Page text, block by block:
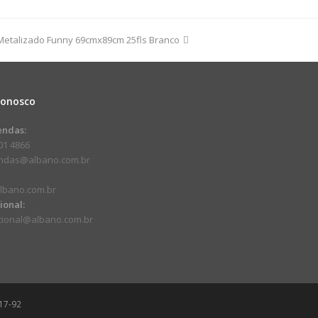
Funny 69cmx89cm 25fls Branco
4866
92